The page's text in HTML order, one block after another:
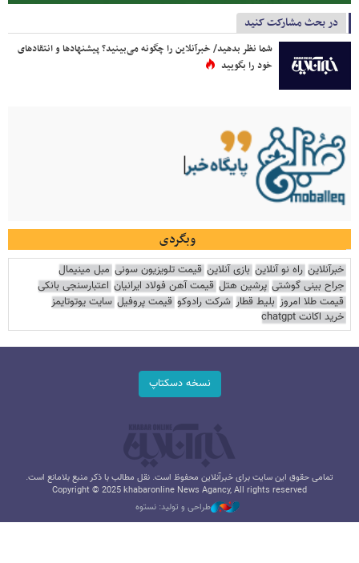
در بحث مشارکت کنید
شما نظر بدهید/ خبرآنلاین را چگونه می‌بینید؟ پیشنهادها و انتقادهای
خود را بگویید
وبگردی
خبرآنلاین راه نو آنلاین بازی آنلاین قیمت تلویزیون سونی مبل مینیمال
جراح بینی گوشتی پرشین هتل قیمت آهن فولاد ایرانیان اعتبارسنجی بانکی
قیمت طلا امروز بلیط قطار شرکت رادوکو قیمت پروفیل سایت یوتوتایمز
خرید اکانت chatgpt
نسخه دسکتاپ
تمامی حقوق این سایت برای خبرآنلاین محفوظ است. نقل مطالب با ذکر منبع بلامانع است.
Copyright © 2025 khabaronline News Agancy, All rights reserved
طراحی و تولید: نستوه